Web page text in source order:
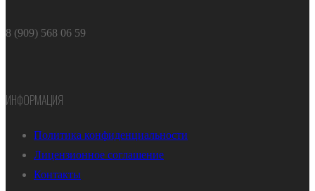
8 (909) 568 06 59
ИНФОРМАЦИЯ
Политика конфиденциальности
Лицензионное соглашение
Контакты